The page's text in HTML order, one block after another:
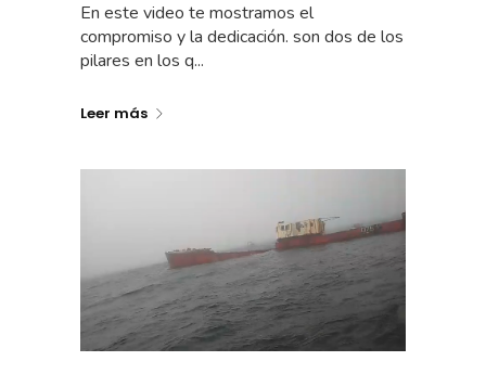
En este video te mostramos el
compromiso y la dedicación. son dos de los
pilares en los q...
Leer más